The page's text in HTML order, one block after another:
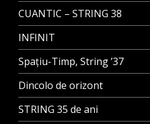
CUANTIC – STRING 38
INFINIT
Spațiu-Timp, String ’37
Dincolo de orizont
STRING 35 de ani